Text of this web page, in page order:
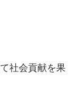
社会貢献を果